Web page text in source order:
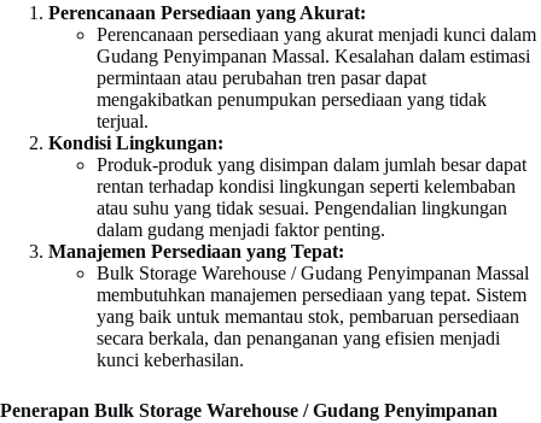
Perencanaan Persediaan yang Akurat:
Perencanaan persediaan yang akurat menjadi kunci dalam
Gudang Penyimpanan Massal. Kesalahan dalam estimasi
permintaan atau perubahan tren pasar dapat
mengakibatkan penumpukan persediaan yang tidak
terjual.
Kondisi Lingkungan:
Produk-produk yang disimpan dalam jumlah besar dapat
rentan terhadap kondisi lingkungan seperti kelembaban
atau suhu yang tidak sesuai. Pengendalian lingkungan
dalam gudang menjadi faktor penting.
Manajemen Persediaan yang Tepat:
Bulk Storage Warehouse / Gudang Penyimpanan Massal
membutuhkan manajemen persediaan yang tepat. Sistem
yang baik untuk memantau stok, pembaruan persediaan
secara berkala, dan penanganan yang efisien menjadi
kunci keberhasilan.
Penerapan Bulk Storage Warehouse / Gudang Penyimpanan